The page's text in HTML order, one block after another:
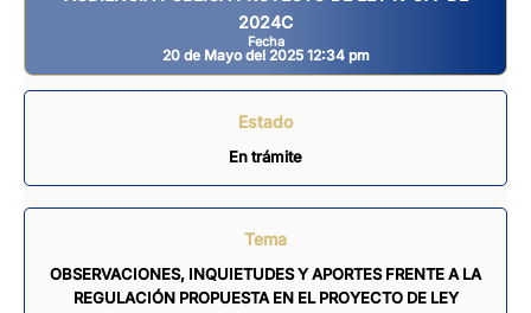
2024C
Fecha
20 de Mayo del 2025 12:34 pm
Estado
En trámite
Tema
OBSERVACIONES, INQUIETUDES Y APORTES FRENTE A LA
REGULACIÓN PROPUESTA EN EL PROYECTO DE LEY